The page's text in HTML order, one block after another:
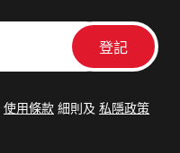
使用條款 細則及 私隱政策